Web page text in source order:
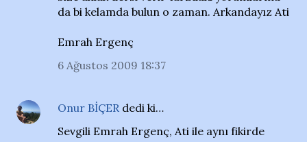
da bi kelamda bulun o zaman. Arkandayız Ati
Emrah Ergenç
6 Ağustos 2009 18:37
Onur BİÇER dedi ki…
Sevgili Emrah Ergenç, Ati ile aynı fikirde